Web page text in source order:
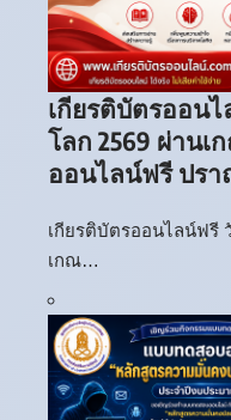
เกียรติบัตรออน
โลก 2569 ผ่านเ
ออนไลน์ฟรี ปร
เกียรติบัตรออนไลน์ฟรี
เกณ…